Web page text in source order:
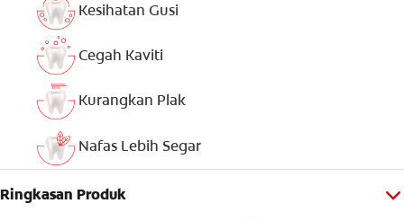
Kesihatan Gusi
Cegah Kaviti
Kurangkan Plak
Nafas Lebih Segar
Ringkasan Produk